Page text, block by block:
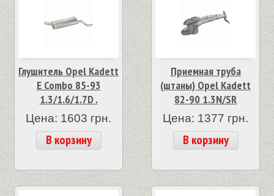
Глушитель Opel Kadett
E Combo 85-93
1.3/1.6/1.7D .
Цена: 1603 грн.
В корзину
Приемная труба
(штаны) Opel Kadett
82-90 1.3N/SR
Цена: 1377 грн.
В корзину